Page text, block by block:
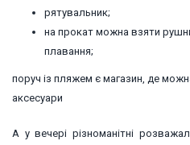
рятувальник;
на прокат можна взяти
плавання;
поруч із пляжем є магазин, де
аксесуари
А у вечері різноманітні